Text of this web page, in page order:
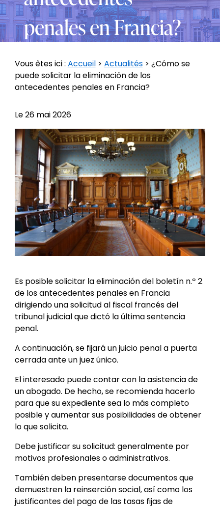
penales en Francia?
Vous êtes ici : Accueil> Actualités> ¿Cómo se
puede solicitar la eliminación de los
antecedentes penales en Francia?
Le26 mai 2026
Es posible solicitar la eliminación del boletín n.º 2
de los antecedentes penales en Francia
dirigiendo una solicitud al fiscal francés del
tribunal judicial que dictó la última sentencia
penal.
A continuación, se fijará un juicio penal a puerta
cerrada ante un juez único.
El interesado puede contar con la asistencia de
un abogado. De hecho, se recomienda hacerlo
para que su expediente sea lo más completo
posible y aumentar sus posibilidades de obtener
lo que solicita.
Debe justificar su solicitud: generalmente por
motivos profesionales o administrativos.
También deben presentarse documentos que
demuestren la reinserción social, así como los
justificantes del pago de las tasas fijas de